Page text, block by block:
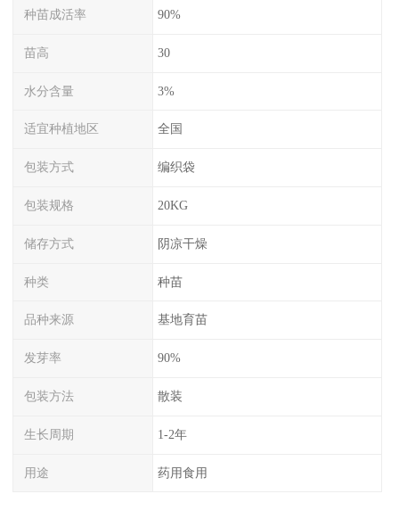
种苗成活率 90%
苗高 30
水分含量 3%
适宜种植地区 全国
包装方式 编织袋
包装规格 20KG
储存方式 阴凉干燥
种类 种苗
品种来源 基地育苗
发芽率 90%
包装方法 散装
生长周期 1-2年
用途 药用食用